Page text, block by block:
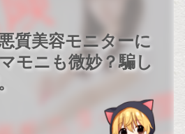
質美容モニターに
モニも微妙？騙し